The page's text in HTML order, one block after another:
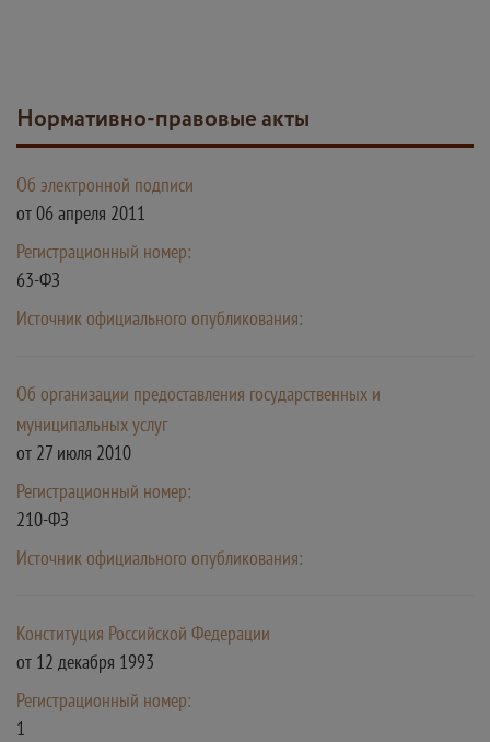
Нормативно-правовые акты
Об электронной подписи
от 06 апреля 2011
Регистрационный номер:
63-ФЗ
Источник официального опубликования:
Об организации предоставления государственных и
муниципальных услуг
от 27 июля 2010
Регистрационный номер:
210-ФЗ
Источник официального опубликования:
Конституция Российской Федерации
от 12 декабря 1993
Регистрационный номер:
1